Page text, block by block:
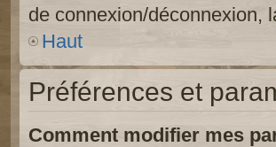
de connexion/déconnexion,
Haut
Préférences et
Comment modifier mes